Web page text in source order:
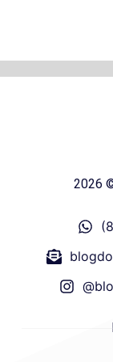
2026